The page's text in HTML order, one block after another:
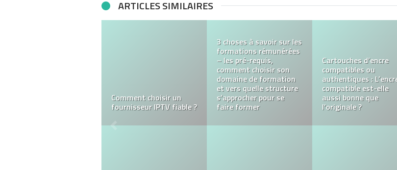
ARTICLES SIMILAIRES
: Quelles sont les
options disponibles ?
Pourquoi devez-vous
investir dans un sextoy
de qualité ?
Ce qu’il faut savoir sur
l’hypnose